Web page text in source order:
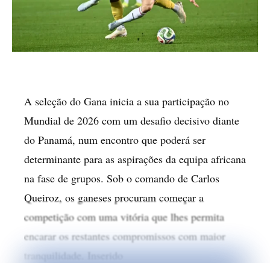
A seleção do Gana inicia a sua participação no
Mundial de 2026 com um desafio decisivo diante
do Panamá, num encontro que poderá ser
determinante para as aspirações da equipa africana
na fase de grupos. Sob o comando de Carlos
Queiroz, os ganeses procuram começar a
competição com uma vitória que lhes permita
encarar os restantes compromissos com maior
tranquilidade. Inserido